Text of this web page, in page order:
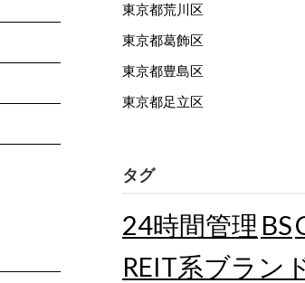
東京都荒川区
東京都葛飾区
東京都豊島区
東京都足立区
タグ
24時間管理 BS
REIT系ブラン